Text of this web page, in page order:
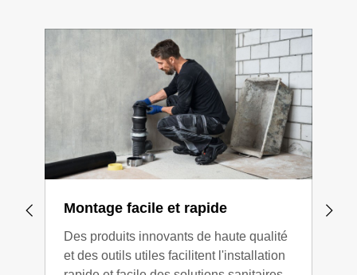
Montage facile et rapide
Des produits innovants de haute qualité
et des outils utiles facilitent l'installation